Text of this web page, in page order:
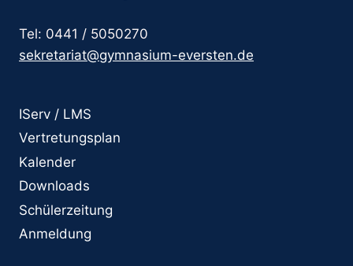
Tel: 0441 / 5050270
sekretariat@gymnasium-eversten.de
IServ / LMS
Vertretungsplan
Kalender
Downloads
Schülerzeitung
Anmeldung